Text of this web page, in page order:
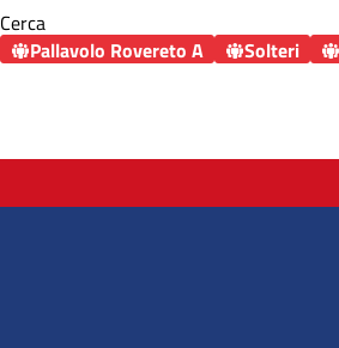
Cerca
Pallavolo Rovereto A Solteri